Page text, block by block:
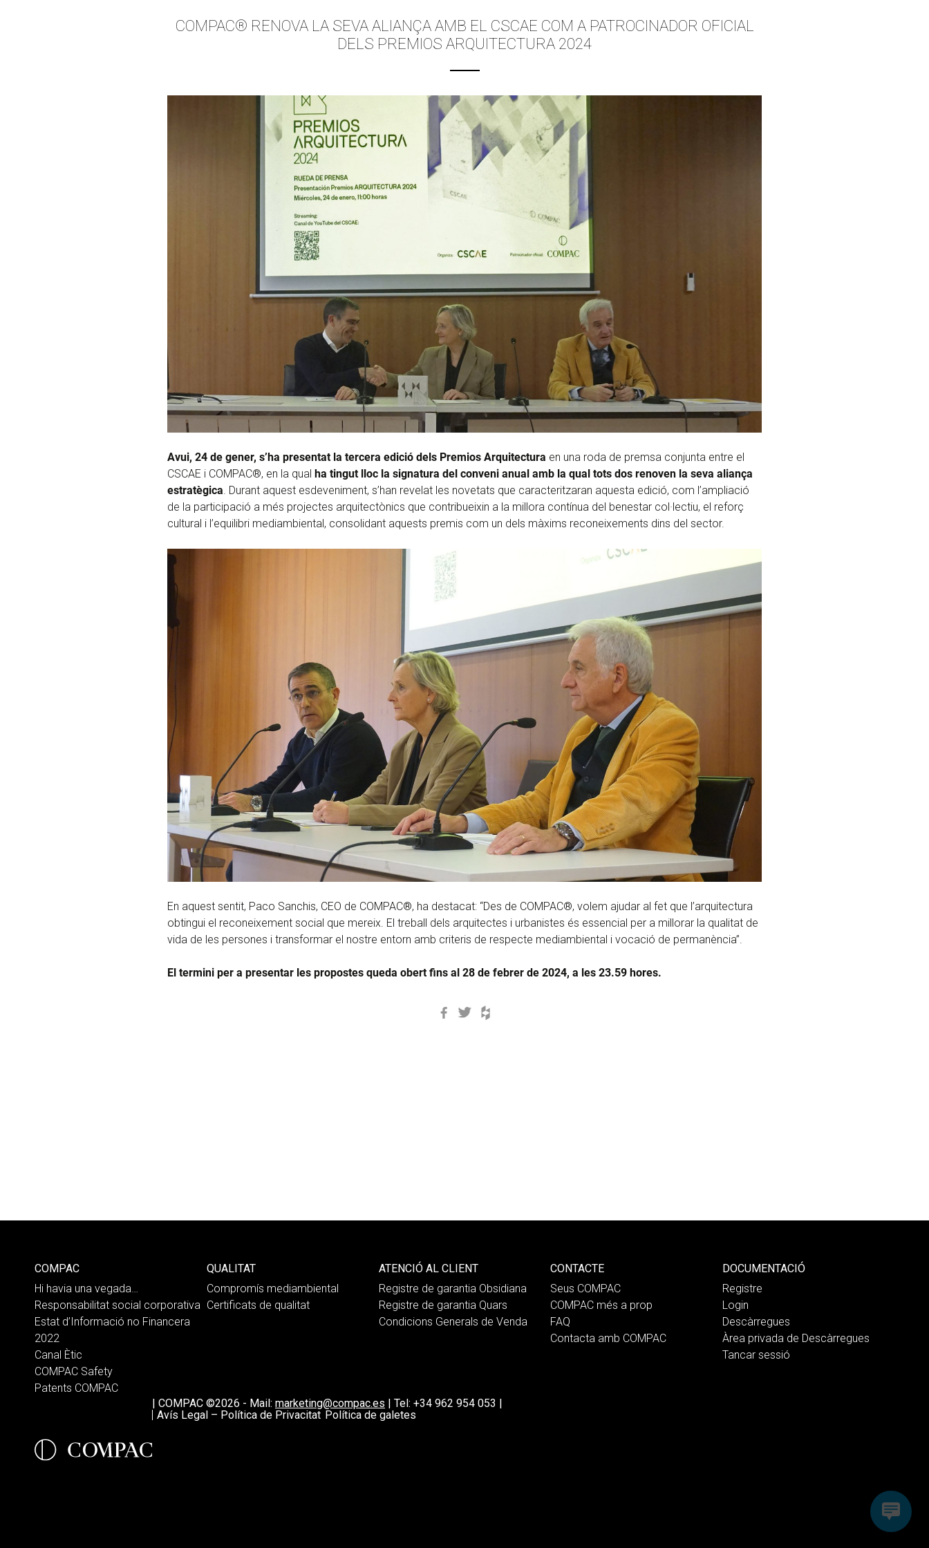
COMPAC® RENOVA LA SEVA ALIANÇA AMB EL CSCAE COM A PATROCINADOR OFICIAL
DELS PREMIOS ARQUITECTURA 2024
Avui, 24 de gener, s’ha presentat la tercera edició dels Premios Arquitectura en una roda de premsa conjunta entre el
CSCAE i COMPAC®, en la qual ha tingut lloc la signatura del conveni anual amb la qual tots dos renoven la seva aliança
estratègica . Durant aquest esdeveniment, s’han revelat les novetats que caracteritzaran aquesta edició, com l’ampliació
de la participació a més projectes arquitectònics que contribueixin a la millora contínua del benestar col·lectiu, el reforç
cultural i l’equilibri mediambiental, consolidant aquests premis com un dels màxims reconeixements dins del sector.
En aquest sentit, Paco Sanchis, CEO de COMPAC®, ha destacat: “Des de COMPAC®, volem ajudar al fet que l’arquitectura
obtingui el reconeixement social que mereix. El treball dels arquitectes i urbanistes és essencial per a millorar la qualitat de
vida de les persones i transformar el nostre entorn amb criteris de respecte mediambiental i vocació de permanència”.
El termini per a presentar les propostes queda obert fins al 28 de febrer de 2024, a les 23.59 hores.
Facebook
Twitter
COMPAC
Hi havia una vegada…
Responsabilitat social corporativa
Estat d’Informació no Financera
2022
Canal Ètic
COMPAC Safety
Patents COMPAC
QUALITAT
Compromís mediambiental
Certificats de qualitat
ATENCIÓ AL CLIENT
Registre de garantia Obsidiana
Registre de garantia Quars
Condicions Generals de Venda
CONTACTE
Seus COMPAC
COMPAC més a prop
FAQ
Contacta amb COMPAC
DOCUMENTACIÓ
Registre
Login
Descàrregues
Àrea privada de Descàrregues
Tancar sessió
COMPAC ©2026 - Mail: marketing@compac.es Tel: +34 962 954 053
Avís Legal – Política de Privacitat Política de galetes